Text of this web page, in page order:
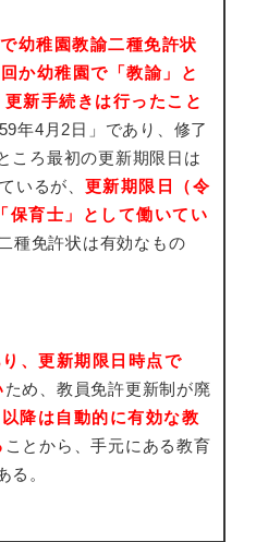
幼稚園教諭二種免許状
か幼稚園で「教諭」と
新手続きは行ったこと
年4月2日」であり、修了
ころ最初の更新期限日は
いるが、 更新期限日（令
保育士」として働いてい
種免許状は有効なもの
、更新期限日時点で
ため、教員免許更新制が廃
降は自動的に有効な教
ことから、手元にある教育
る。